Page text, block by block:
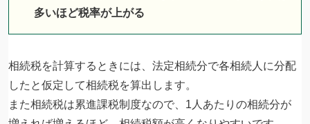
多いほど税率が上がる
相続税を計算するときには、法定相続分で各相続人に分配
したと仮定して相続税を算出します。
また相続税は累進課税制度なので、1人あたりの相続分が